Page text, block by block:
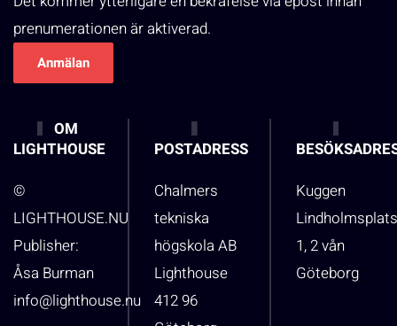
prenumerationen är aktiverad.
OM
LIGHTHOUSE
©
LIGHTHOUSE.NU
Publisher:
Åsa Burman
info@lighthouse.nu
POSTADRESS
Chalmers
tekniska
högskola AB
Lighthouse
412 96
Kuggen
1, 2 vån
Göteborg